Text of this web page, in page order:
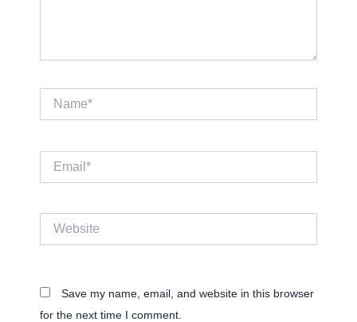
Website
Save my name, email, and website in this browser
for the next time I comment.